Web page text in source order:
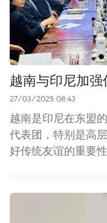
越南与印尼加
27/03/2025 08:43
越南是印尼在东盟
代表团，特别是高
好传统友谊的重要性